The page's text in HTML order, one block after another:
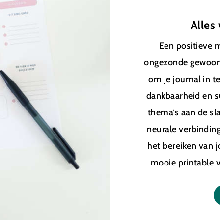
Alles
Een positieve
ongezonde
om je journal in
dankbaarheid en
thema’s aan de
neurale
het bereiken van
mooie printable